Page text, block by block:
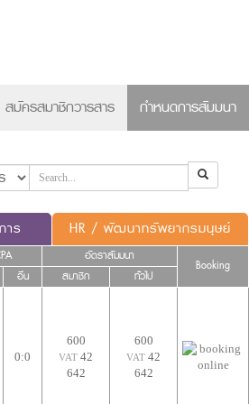
สมัครสมาชิกวารสาร กำหนดการสัมมนา
าร HR / พัฒนาทรัพยากรมนุษย์
อัตราสัมมนา
Booking
อื่น สมาชิก ทั่วไป
0:0
600
VAT 42
642
600
VAT 42
642